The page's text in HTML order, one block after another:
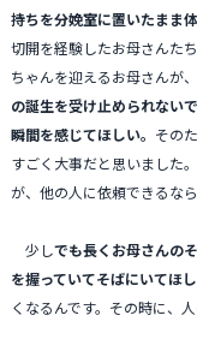
持ちを分娩室に置いたまま
切開を経験したお母さんた
ちゃんを迎えるお母さんが、
の誕生を受け止められない
瞬間を感じてほしい。 その
すごく大事だと思いました
が、他の人に依頼できるなら
少しでも長くお母さんの
を握っていてそばにいてほし
くなるんです。その時に、